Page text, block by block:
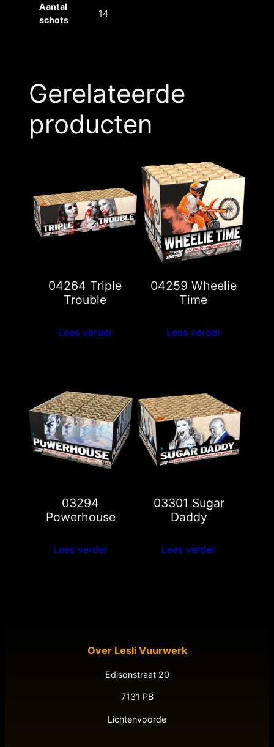
Aantal
schots
14
Gerelateerde
producten
04264 Triple
Trouble
Lees verder
04259 Wheelie
Time
Lees verder
03294
Powerhouse
Lees verder
03301 Sugar
Daddy
Lees verder
Over Lesli Vuurwerk
Edisonstraat 20
7131 PB
Lichtenvoorde